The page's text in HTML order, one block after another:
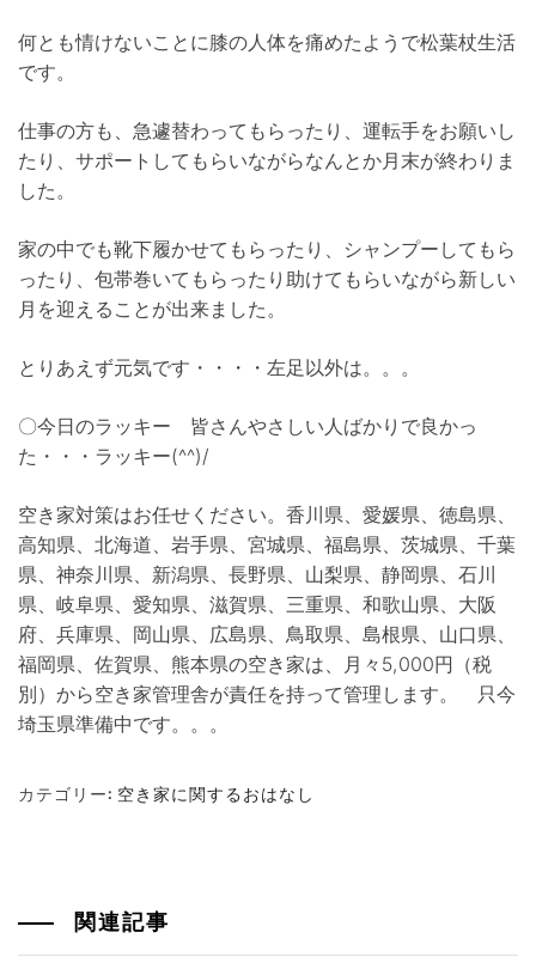
何とも情けないことに膝の人体を痛めたようで松葉杖生活
です。
仕事の方も、急遽替わってもらったり、運転手をお願いし
たり、サポートしてもらいながらなんとか月末が終わりま
した。
家の中でも靴下履かせてもらったり、シャンプーしてもら
ったり、包帯巻いてもらったり助けてもらいながら新しい
月を迎えることが出来ました。
とりあえず元気です・・・・左足以外は。。。
〇今日のラッキー 皆さんやさしい人ばかりで良かっ
た・・・ラッキー(^^)/
空き家対策はお任せください。香川県、愛媛県、徳島県、
高知県、北海道、岩手県、宮城県、福島県、茨城県、千葉
県、神奈川県、新潟県、長野県、山梨県、静岡県、石川
県、岐阜県、愛知県、滋賀県、三重県、和歌山県、大阪
府、兵庫県、岡山県、広島県、鳥取県、島根県、山口県、
福岡県、佐賀県、熊本県の空き家は、月々5,000円（税
別）から空き家管理舎が責任を持って管理します。 只今
埼玉県準備中です。。。
カテゴリー: 空き家に関するおはなし
関連記事